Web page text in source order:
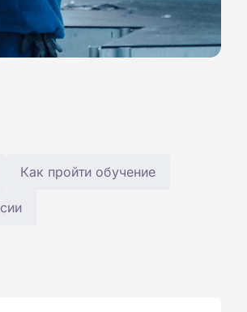
Как пройти обучение